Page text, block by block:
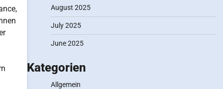
August 2025
July 2025
June 2025
Kategorien
Allgemein